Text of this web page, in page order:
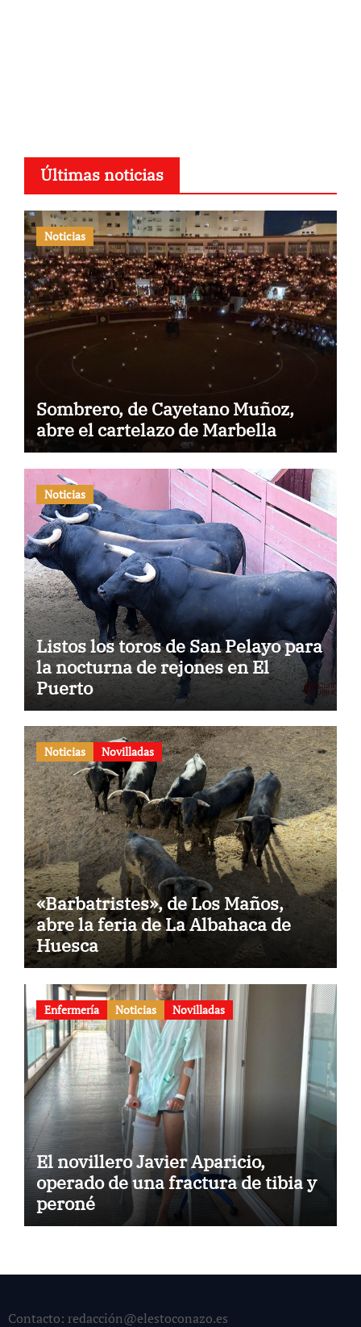
Últimas noticias
Noticias
Sombrero, de Cayetano Muñoz,
abre el cartelazo de Marbella
Noticias
Listos los toros de San Pelayo para
la nocturna de rejones en El
Puerto
Noticias Novilladas
«Barbatristes», de Los Maños,
abre la feria de La Albahaca de
Huesca
Enfermería Noticias Novilladas
El novillero Javier Aparicio,
operado de una fractura de tibia y
peroné
Contacto: redacción@elestoconazo.es